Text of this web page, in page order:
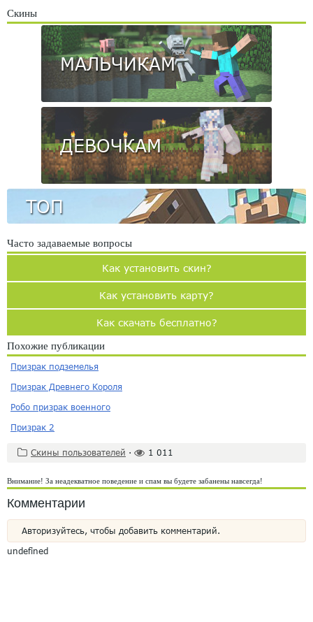
Скины
МАЛЬЧИКАМ
ДЕВОЧКАМ
ТОП
Часто задаваемые вопросы
Как установить скин?
Как установить карту?
Как скачать бесплатно?
Похожие публикации
Призрак подземелья
Призрак Древнего Короля
Робо призрак военного
Призрак 2
Скины пользователей · 1 011
Внимание! За неадекватное поведение и спам вы будете забанены навсегда!
Комментарии
Авторизуйтесь, чтобы добавить комментарий.
undefined